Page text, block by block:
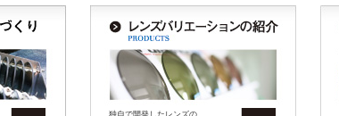
独自で開発したレンズの